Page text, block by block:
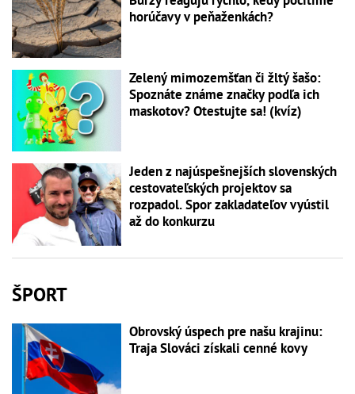
horúčavy v peňaženkách?
Zelený mimozemšťan či žltý šašo:
Spoznáte známe značky podľa ich
maskotov? Otestujte sa! (kvíz)
Jeden z najúspešnejších slovenských
cestovateľských projektov sa
rozpadol. Spor zakladateľov vyústil
až do konkurzu
ŠPORT
Obrovský úspech pre našu krajinu:
Traja Slováci získali cenné kovy